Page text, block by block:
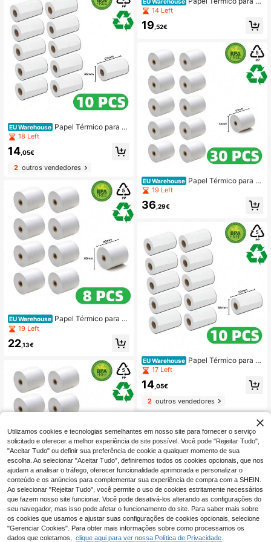
doméstico
EU Warehouse Papel Térmico para F
ax 18 Left
14 ,05€
2outros vendedores
EU Warehouse Papel Térmico para F
ax 19 Left
22,13€
EU Warehouse Papel Térmico para F
ax 17 Left
44 ,99€
ax 14 Left
19 ,52€
EU Warehouse Papel Térmico para F
ax 19 Left
36 ,29€
EU Warehouse Papel Térmico para F
ax 17 Left
14 ,05€
2outros vendedores
Utilizamos cookies e tecnologias semelhantes em nosso site para fornecer o serviço
solicitado e oferecer a melhor experiência de site possível. Você pode "Rejeitar Tudo",
"Aceitar Tudo" ou definir sua preferência de cookie a qualquer momento de sua
escolha. Ao selecionar "Aceitar Tudo", definiremos todos os cookies opcionais, que nos
ajudam a analisar o tráfego, oferecer funcionalidade aprimorada e personalizar o
conteúdo e os anúncios para complementar sua experiência de compra com a SHEIN.
Ao selecionar "Rejeitar Tudo", você permite o uso de cookies estritamente necessários
que fazem nosso site funcionar. Você pode desativá-los alterando as configurações do
seu navegador, mas isso pode afetar o funcionamento do site. Para saber mais sobre
os cookies que usamos e ajustar suas configurações de cookies opcionais, selecione
"Gerenciar Cookies". Para obter mais informações sobre como processamos os
dados que coletamos, clique aqui para ver nossa Política de Privacidade.